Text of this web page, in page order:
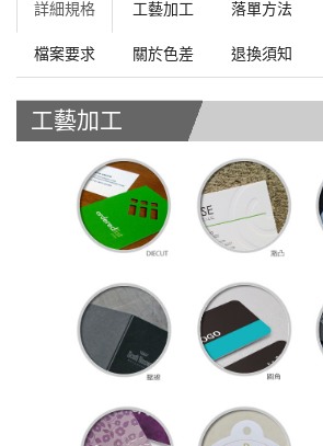
詳細規格 工藝加工 落單方法
檔案要求 關於色差 退換須知
工藝加工